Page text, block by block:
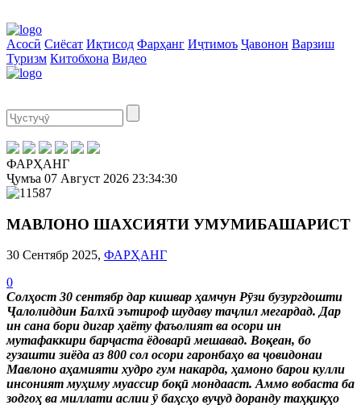
Асосӣ Сиёсат Иқтисод Фарҳанг Иҷтимоъ Ҷавонон Варзиш
Туризм Китобхона Видео
ФАРҲАНГ
Ҷумъа 07 Август 2026 23:34:31
МАВЛОНО ШАХСИЯТИ УМУМИБАШАРИСТ
30 Сентябр 2025, ФАРҲАНГ
0
Солҳост 30 сентябр дар кишвар ҳамчун Рӯзи бузургдошти
Ҷалолиддин Балхӣ эътироф шудаву таҷлил мегардад. Дар
ин сана бори дигар ҳаёту фаъолият ва осори ин
мутафаккири барҷаста ёдоварӣ мешавад. Воқеан, бо
гузашти зиёда аз 800 сол осори гаронбаҳо ва ҷовидонаи
Мавлоно аҳамияти худро гум накарда, ҳамоно барои кулли
инсоният муҳиму муассир боқӣ мондааст. Аммо вобаста ба
зодгоҳ ва миллати аслии ӯ баҳсҳо вуҷуд доранду таҳқиқҳо